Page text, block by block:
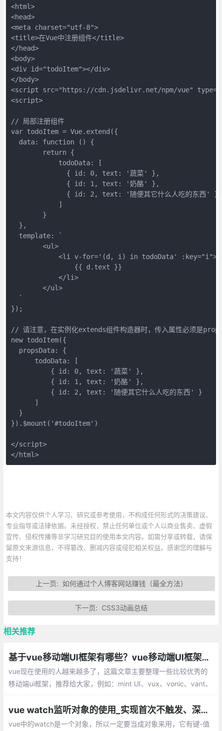
<html>
<head>
<meta charset="utf-8">
<title>在Vue中注册组件</title>
</head>
<body>
<div id="todoItem"></div>
</body>
<script src="https://cdn.jsdelivr.net/npm/vue"
<script>
// 局部注册组件
var todoItem = Vue.extend({
  data: function () {
        return {
            todoData: [
              { id: 0, text: '蔬菜' },
              { id: 1, text: '奶酪' },
              { id: 2, text: '随便其它什么人吃的东西' }
            ]
        }
  },
  template: `
        <ul>
            <li v-for='(d, i) in todoData' :key="i">
                {{ d.text }}
            </li>
        </ul>
  `
});
// 请注意，在实例化extends组件构造器时，传入属性必须是
new todoItem({
  propsData: {
      todoData: [
          { id: 0, text: '蔬菜' },
          { id: 1, text: '奶酪' },
          { id: 2, text: '随便其它什么人吃的东西' }
      ]
  }
}).$mount('#todoItem')
</script>
</html>
本文内容仅供个人学习、研究或参考使用，不构成任何形式的决策建议、
专业指导或法律依据。未经授权，禁止任何单位或个人以商业售卖、虚假
宣传、侵权传播等非学习研究目的使用本文内容。如需分享或转载，请保
留原文来源信息，不得篡改、删减内容或侵犯相关权益。感谢您的理解与
支持！
上一页: 如何通过个人博客网站赚钱（最全方法）
下一页: CSS3动画总结
相关推荐
基于vue移动端UI框架有哪些？vue移动端UI框架总汇
vue现在使用的人越来越多了，这篇文章主要整理一些比较优秀的
移动端ui框架，推荐给大家，例如：mint UI、vux、vonic、vant、
vue watch监听对象的使用_实现首次不触发、深度监听
vue中的watch是一个对象，所以一定要当成对象来用，它有键-值